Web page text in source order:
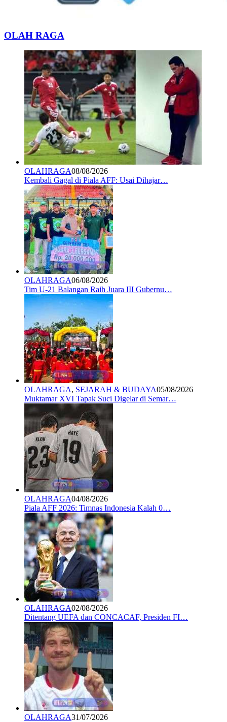
OLAH RAGA
OLAHRAGA08/08/2026
Kembali Gagal di Piala AFF: Usai Dihajar…
OLAHRAGA06/08/2026
Tim U-21 Balangan Raih Juara III Gubernu…
OLAHRAGA, SEJARAH & BUDAYA05/08/2026
Muktamar XVI Tapak Suci Digelar di Semar…
OLAHRAGA04/08/2026
Piala AFF 2026: Timnas Indonesia Kalah 0…
OLAHRAGA02/08/2026
Ditentang UEFA dan CONCACAF, Presiden FI…
OLAHRAGA31/07/2026